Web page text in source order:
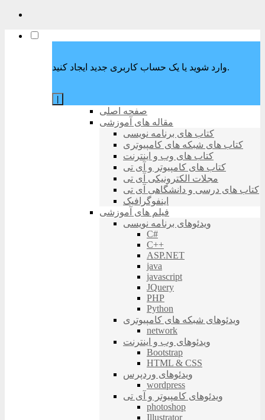
وارد شوید یا یک حساب کاربری جدید ایجاد کنید.
صفحه اصلی
مقاله های آموزشی
کتاب های برنامه نویسی
کتاب های شبکه های کامپیوتری
کتاب های وب و اینترنت
کتاب های کامپیوتر و آی تی
مجلات الکترونیکی آی تی
کتاب های درسی و دانشگاهی آی تی
اینفوگرافیک
فیلم های آموزشی
ویدئوهای برنامه نویسی
C#
C++
ASP.NET
java
javascript
JQuery
PHP
Python
ویدئوهای شبکه های کامپیوتری
network
ویدئوهای وب و اینترنت
Bootstrap
HTML & CSS
ویدئوهای وردپرس
wordpress
ویدئوهای کامپیوتر و آی تی
photoshop
Illustrator